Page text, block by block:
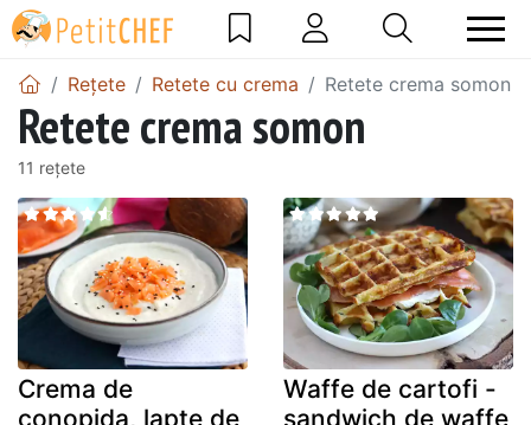
Rețete Retete cu crema Retete crema somon
Retete crema somon
11 rețete
Crema de
conopida, lapte de
Waffe de cartofi -
sandwich de waffe